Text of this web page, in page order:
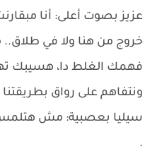
عزيز بصوت أعلى: أنا
خروج من هنا ولا في
فهمك الغلط دا، هسيبك
ونتفاهم على رواق بطريقتنا
سيليا بعصبية: مش
.